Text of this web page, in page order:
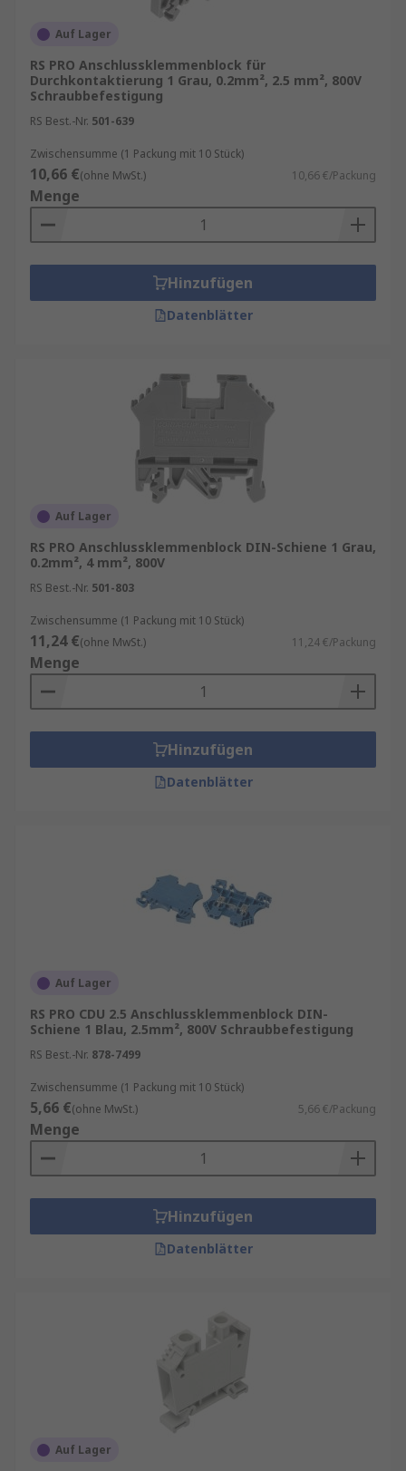
effiziente Installation.
Hutschienenklemmen für industrielle
Anwendungen
Hutschienenklemmen sind mit standardisierten
Industrie-, Gebäude- und
Schaltschrankanwendungen. Unternehmen
können zudem von denRS
Beschaffungslösungen
und
nachhaltige
Beschaffungsstrategien unterstützen.
Informationen zu diesen Services sowie zu
Häufig gestellte Fragen
Worauf sollte man beim Kauf von
Anschlussklemmenblöcken für DIN-Schienen
Strombelastbarkeit, Anschlussart und DIN-
Welche Hutschienenklemmen eignen sich für
Automatisierungsanlagen?
Klemmen mit passenden elektrischen Daten und
kompatiblen.
Auf Lager
RS PRO Anschlussklemmenblock für
Durchkontaktierung 1 Grau, 0.2mm², 2.5 mm², 800V
Schraubbefestigung
RS Best.-Nr. 501-639
Zwischensumme (1 Packung mit 10 Stück)
10,66 €(ohne MwSt.) 10,66 €/Packung
Menge
Hinzufügen
Datenblätter
Auf Lager
RS PRO Anschlussklemmenblock DIN-Schiene 1 Grau,
0.2mm², 4 mm², 800V
RS Best.-Nr. 501-803
Zwischensumme (1 Packung mit 10 Stück)
11,24 €(ohne MwSt.) 11,24 €/Packung
Menge
Hinzufügen
Datenblätter
Auf Lager
RS PRO CDU 2.5 Anschlussklemmenblock DIN-
Schiene 1 Blau, 2.5mm², 800V Schraubbefestigung
RS Best.-Nr. 878-7499
Zwischensumme (1 Packung mit 10 Stück)
5,66 €(ohne MwSt.) 5,66 €/Packung
Menge
Hinzufügen
Datenblätter
Auf Lager